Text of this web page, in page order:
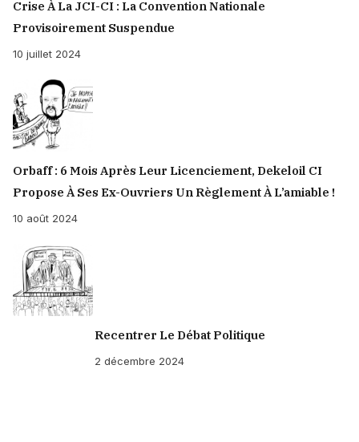
Crise À La JCI-CI : La Convention Nationale
Provisoirement Suspendue
10 juillet 2024
Orbaff : 6 Mois Après Leur Licenciement, Dekeloil CI
Propose À Ses Ex-Ouvriers Un Règlement À L’amiable !
10 août 2024
Recentrer Le Débat Politique
2 décembre 2024